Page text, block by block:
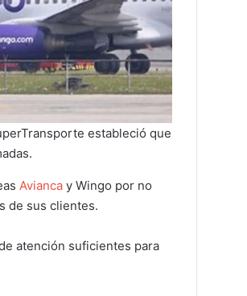
estableció que
Avianca y Wingo por no
de sus clientes.
atención suficientes para